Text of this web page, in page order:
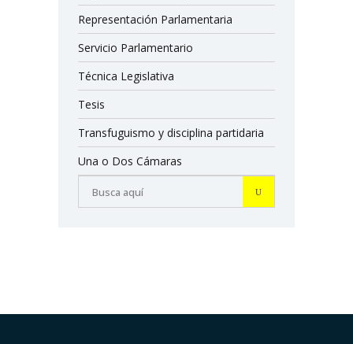
Representación Parlamentaria
Servicio Parlamentario
Técnica Legislativa
Tesis
Transfuguismo y disciplina partidaria
Una o Dos Cámaras